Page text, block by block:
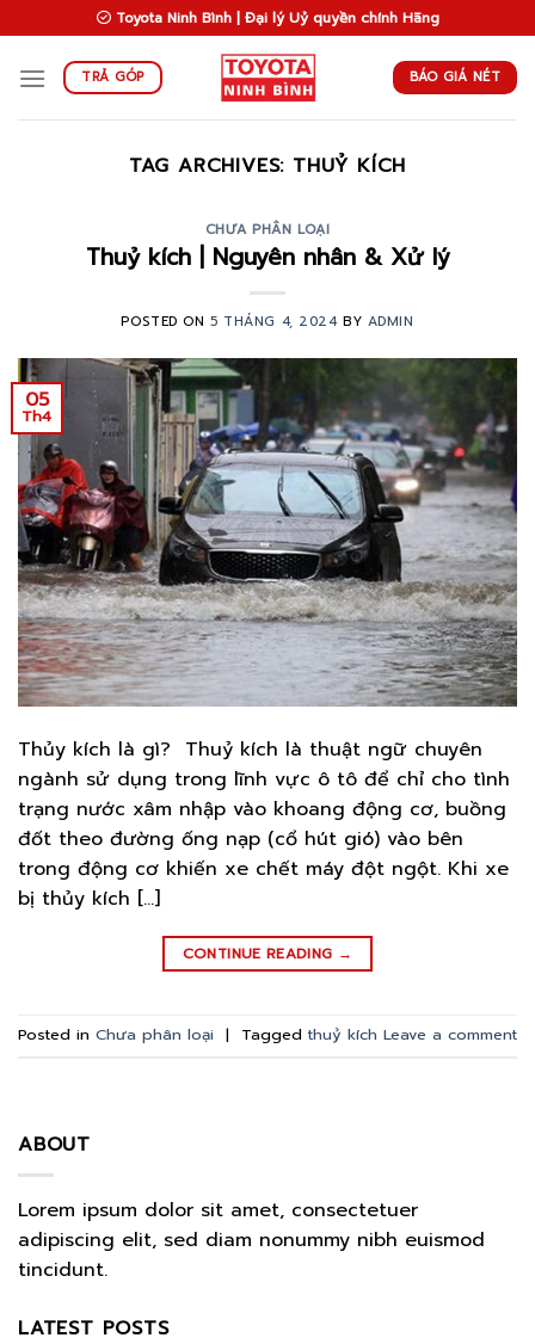
to
content
Toyota Ninh Bình | Đại lý Uỷ quyền chính Hãng
TRẢ GÓP BÁO GIÁ NÉT
TAG ARCHIVES: THUỶ KÍCH
CHƯA PHÂN LOẠI
Thuỷ kích | Nguyên nhân & Xử lý
POSTED ON5 THÁNG 4, 2024BY ADMIN
05
Th4
Thủy kích là gì? Thuỷ kích là thuật ngữ chuyên
ngành sử dụng trong lĩnh vực ô tô để chỉ cho tình
trạng nước xâm nhập vào khoang động cơ, buồng
đốt theo đường ống nạp (cổ hút gió) vào bên
trong động cơ khiến xe chết máy đột ngột. Khi xe
bị thủy kích […]
CONTINUE READING →
Posted in Chưa phân loại | Taggedthuỷ kích Leave a comment
ABOUT
Lorem ipsum dolor sit amet, consectetuer
adipiscing elit, sed diam nonummy nibh euismod
tincidunt.
LATEST POSTS